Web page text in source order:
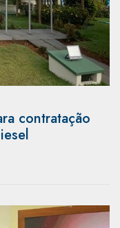
contratação